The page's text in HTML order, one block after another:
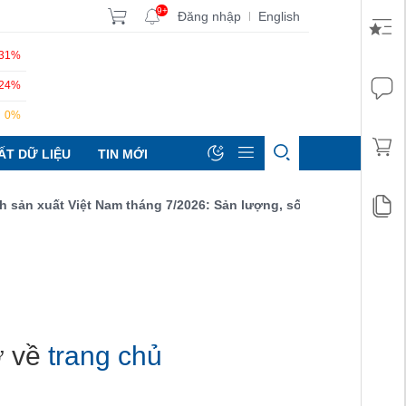
9+ Đăng nhập | English
0%
DỮ LIỆU TIN MỚI
xuất Việt Nam tháng 7/2026: Sản lượng, số lượng đơn đặt
về trang chủ